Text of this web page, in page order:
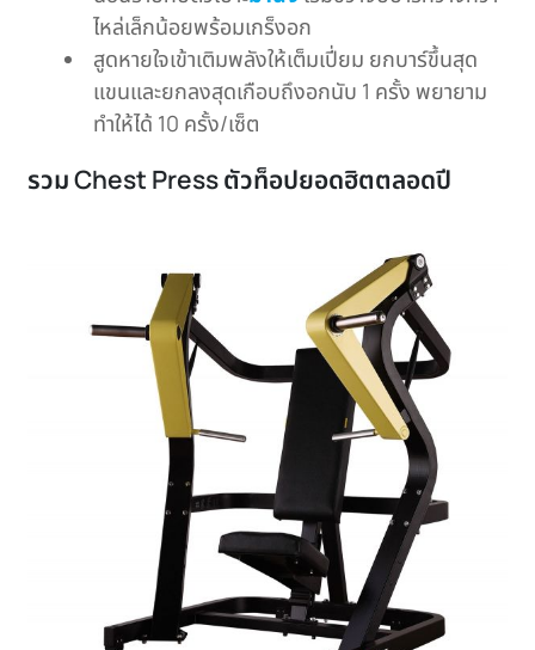
ไหล่เล็กน้อยพร้อมเกร็งอก
สูดหายใจเข้าเติมพลังให้เต็มเปี่ยม ยกบาร์ขึ้นสุด
แขนและยกลงสุดเกือบถึงอกนับ 1 ครั้ง พยายาม
ทำให้ได้ 10 ครั้ง/เซ็ต
รวม Chest Press ตัวท็อปยอดฮิตตลอดปี